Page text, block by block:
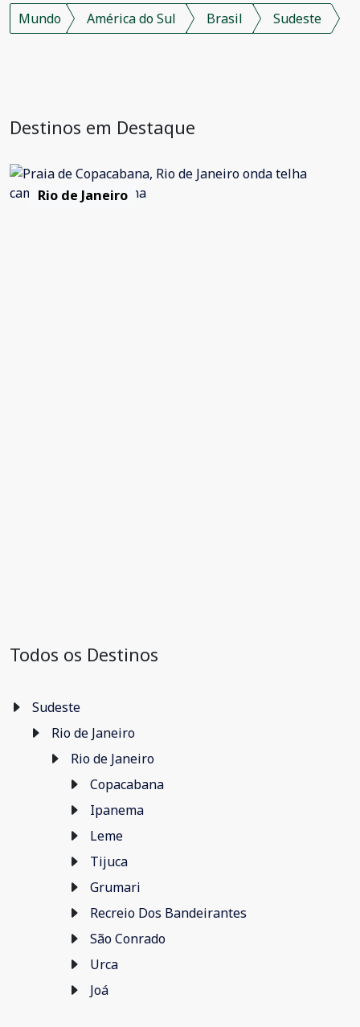
Mundo América do Sul Brasil Sudeste
Destinos em Destaque
Rio de Janeiro
Todos os Destinos
Sudeste
Rio de Janeiro
Rio de Janeiro
Copacabana
Ipanema
Leme
Tijuca
Grumari
Recreio Dos Bandeirantes
São Conrado
Urca
Joá